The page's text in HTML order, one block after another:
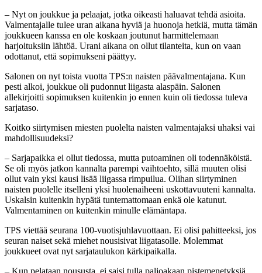
– Nyt on joukkue ja pelaajat, jotka oikeasti haluavat tehdä asioita.
Valmentajalle tulee uran aikana hyviä ja huonoja hetkiä, mutta tämän
joukkueen kanssa en ole koskaan joutunut harmittelemaan
harjoituksiin lähtöä. Urani aikana on ollut tilanteita, kun on vaan
odottanut, että sopimukseni päättyy.
Salonen on nyt toista vuotta TPS:n naisten päävalmentajana. Kun
pesti alkoi, joukkue oli pudonnut liigasta alaspäin. Salonen
allekirjoitti sopimuksen kuitenkin jo ennen kuin oli tiedossa tuleva
sarjataso.
Koitko siirtymisen miesten puolelta naisten valmentajaksi uhaksi vai
mahdollisuudeksi?
– Sarjapaikka ei ollut tiedossa, mutta putoaminen oli todennäköistä.
Se oli myös jatkon kannalta parempi vaihtoehto, sillä muuten olisi
ollut vain yksi kausi lisää liigassa rimpuilua. Olihan siirtyminen
naisten puolelle itselleni yksi huolenaiheeni uskottavuuteni kannalta.
Uskalsin kuitenkin hypätä tuntemattomaan enkä ole katunut.
Valmentaminen on kuitenkin minulle elämäntapa.
TPS viettää seurana 100-vuotisjuhlavuottaan. Ei olisi pahitteeksi, jos
seuran naiset sekä miehet nousisivat liigatasolle. Molemmat
joukkueet ovat nyt sarjataulukon kärkipaikalla.
– Kun pelataan noususta, ei saisi tulla paljoakaan pistemenetyksiä.